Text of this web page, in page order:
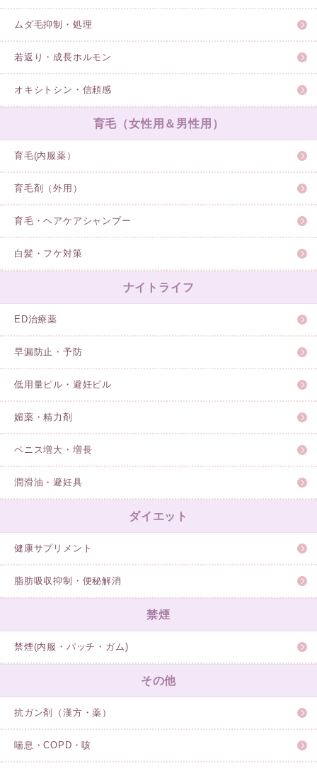
ムダ毛抑制・処理
若返り・成長ホルモン
オキシトシン・信頼感
育毛（女性用＆男性用）
育毛(内服薬）
育毛剤（外用）
育毛・ヘアケアシャンプー
白髪・フケ対策
ナイトライフ
ED治療薬
早漏防止・予防
低用量ピル・避妊ピル
媚薬・精力剤
ペニス増大・増長
潤滑油・避妊具
ダイエット
健康サプリメント
脂肪吸収抑制・便秘解消
禁煙
禁煙(内服・パッチ・ガム)
その他
抗ガン剤（漢方・薬）
喘息・COPD・咳